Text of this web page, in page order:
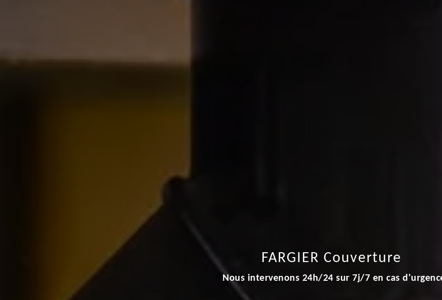
FARGIER Couverture
Nous intervenons 24h/24 sur 7j/7 en cas